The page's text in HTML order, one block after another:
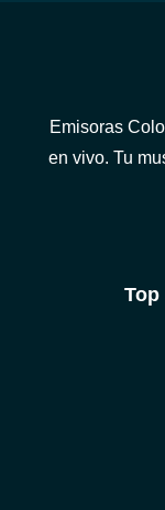
Emisoras
en vivo. Tu
Top